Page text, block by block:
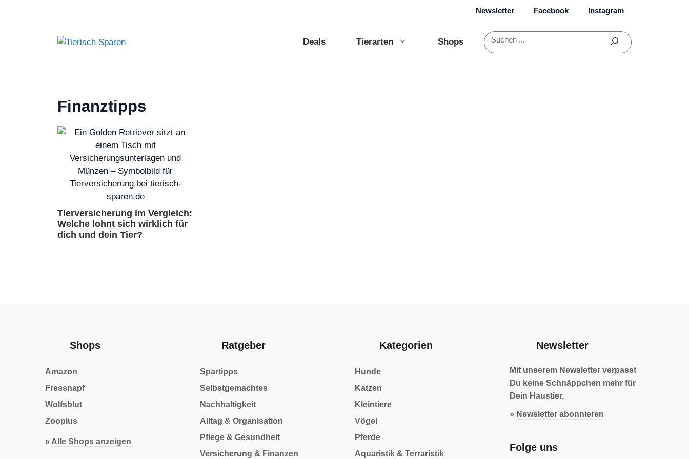
Newsletter Facebook Instagram
Deals Tierarten Shops Suchen
Finanztipps
Tierversicherung im Vergleich:
Welche lohnt sich wirklich für
dich und dein Tier?
Shops
Amazon
Fressnapf
Wolfsblut
Zooplus
» Alle Shops anzeigen
Ratgeber
Spartipps
Selbstgemachtes
Nachhaltigkeit
Alltag & Organisation
Pflege & Gesundheit
Versicherung & Finanzen
Kategorien
Hunde
Katzen
Kleintiere
Vögel
Pferde
Aquaristik & Terraristik
Newsletter
Mit unserem Newsletter verpasst
Du keine Schnäppchen mehr für
Dein Haustier.
» Newsletter abonnieren
Folge uns